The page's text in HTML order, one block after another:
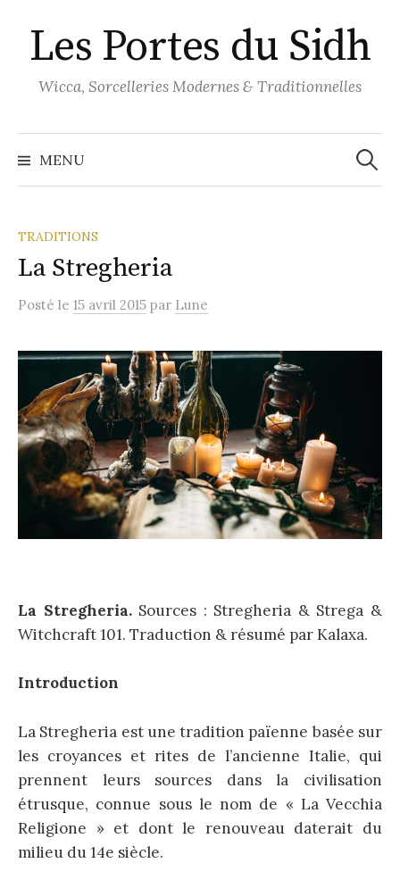
au
contenu
Les Portes du Sidh
Wicca, Sorcelleries Modernes & Traditionnelles
MENU
TRADITIONS
La Stregheria
Posté le 15 avril 2015 par Lune
La Stregheria. Sources : Stregheria & Strega &
Witchcraft 101. Traduction & résumé par Kalaxa.
Introduction
La Stregheria est une tradition païenne basée sur
les croyances et rites de l’ancienne Italie, qui
prennent leurs sources dans la civilisation
étrusque, connue sous le nom de « La Vecchia
Religione » et dont le renouveau daterait du
milieu du 14e siècle.